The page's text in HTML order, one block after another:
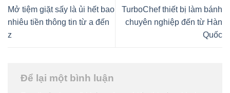
Mở tiệm giặt sấy là ủi hết bao
nhiêu tiền thông tin từ a đến
z
TurboChef thiết bị làm bánh
chuyên nghiệp đến từ Hàn
Quốc
Để lại một bình luận